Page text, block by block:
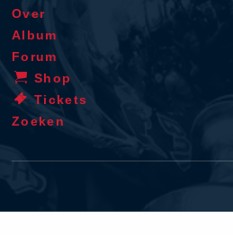
Over
Album
Forum
Shop
Tickets
Zoeken